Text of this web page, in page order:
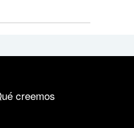
creemos